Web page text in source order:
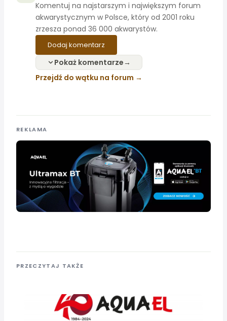
Komentuj na najstarszym i największym forum
akwarystycznym w Polsce, który od 2001 roku
zrzesza ponad 36 000 akwarystów.
Dodaj komentarz
Pokaż komentarze
Przejdź do wątku na forum
REKLAMA
PRZECZYTAJ TAKŻE